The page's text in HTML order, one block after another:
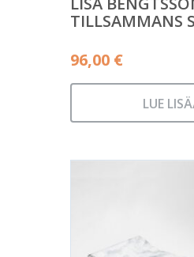
TILLSAMMANS
96,00 €
LUE